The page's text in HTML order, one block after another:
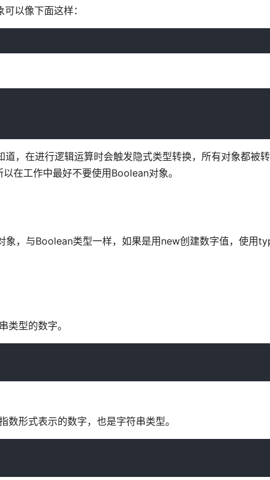
以像下面这样：
，在进行逻辑运算时会触发隐式类型转换，所有对象都被转
在工作中最好不要使用Boolean对象。
，与Boolean类型一样，如果是用new创建数字值，使用
串类型的数字。
形式表示的数字，也是字符串类型。